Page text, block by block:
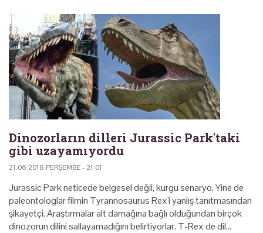
Dinozorların dilleri Jurassic Park'taki
gibi uzayamıyordu
21.06.2018 PERŞEMBE - 21:01
Jurassic Park neticede belgesel değil, kurgu senaryo. Yine de
paleontologlar filmin Tyrannosaurus Rex'i yanlış tanıtmasından
şikayetçi. Araştırmalar alt damağına bağlı olduğundan birçok
dinozorun dilini sallayamadığını belirtiyorlar. T-Rex de dil…